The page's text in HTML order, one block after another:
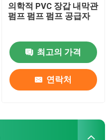
의학적 PVC 장갑 내막관
펌프 펌프 펌프 공급자
최고의 가격
연락처